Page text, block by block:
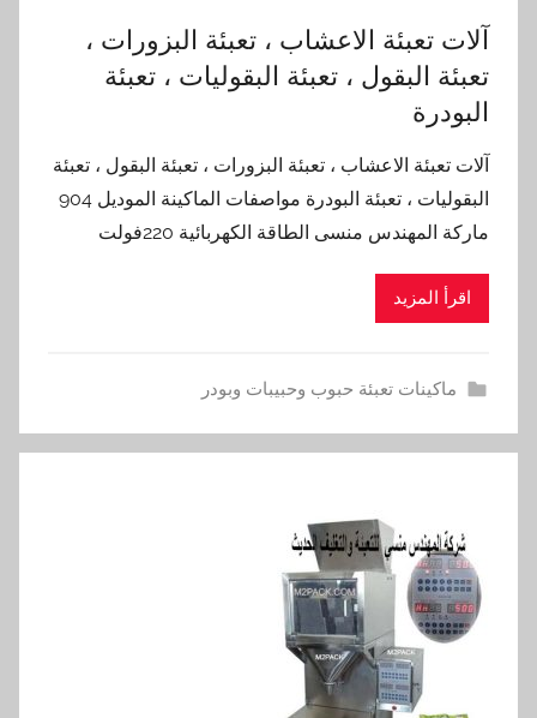
آلات تعبئة الاعشاب ، تعبئة البزورات ،
تعبئة البقول ، تعبئة البقوليات ، تعبئة
البودرة
آلات تعبئة الاعشاب ، تعبئة البزورات ، تعبئة البقول ، تعبئة
البقوليات ، تعبئة البودرة مواصفات الماكينة الموديل 904
ماركة المهندس منسى الطاقة الكهربائية 220فولت
اقرأ المزيد
ماكينات تعبئة حبوب وحبيبات وبودر